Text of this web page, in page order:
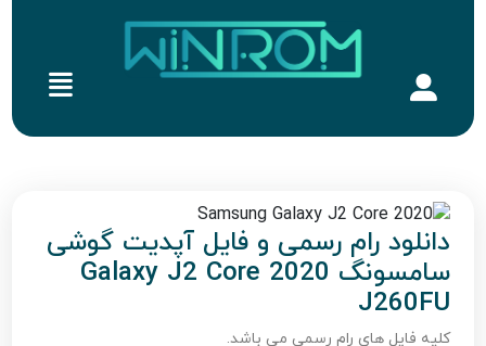
دانلود رام رسمی و فایل آپدیت گوشی
سامسونگ Galaxy J2 Core 2020
J260FU
کلیه فایل های رام رسمی می باشد.